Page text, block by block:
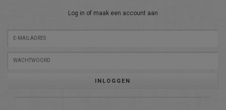
Log in of maak een account aan
INLOGGEN